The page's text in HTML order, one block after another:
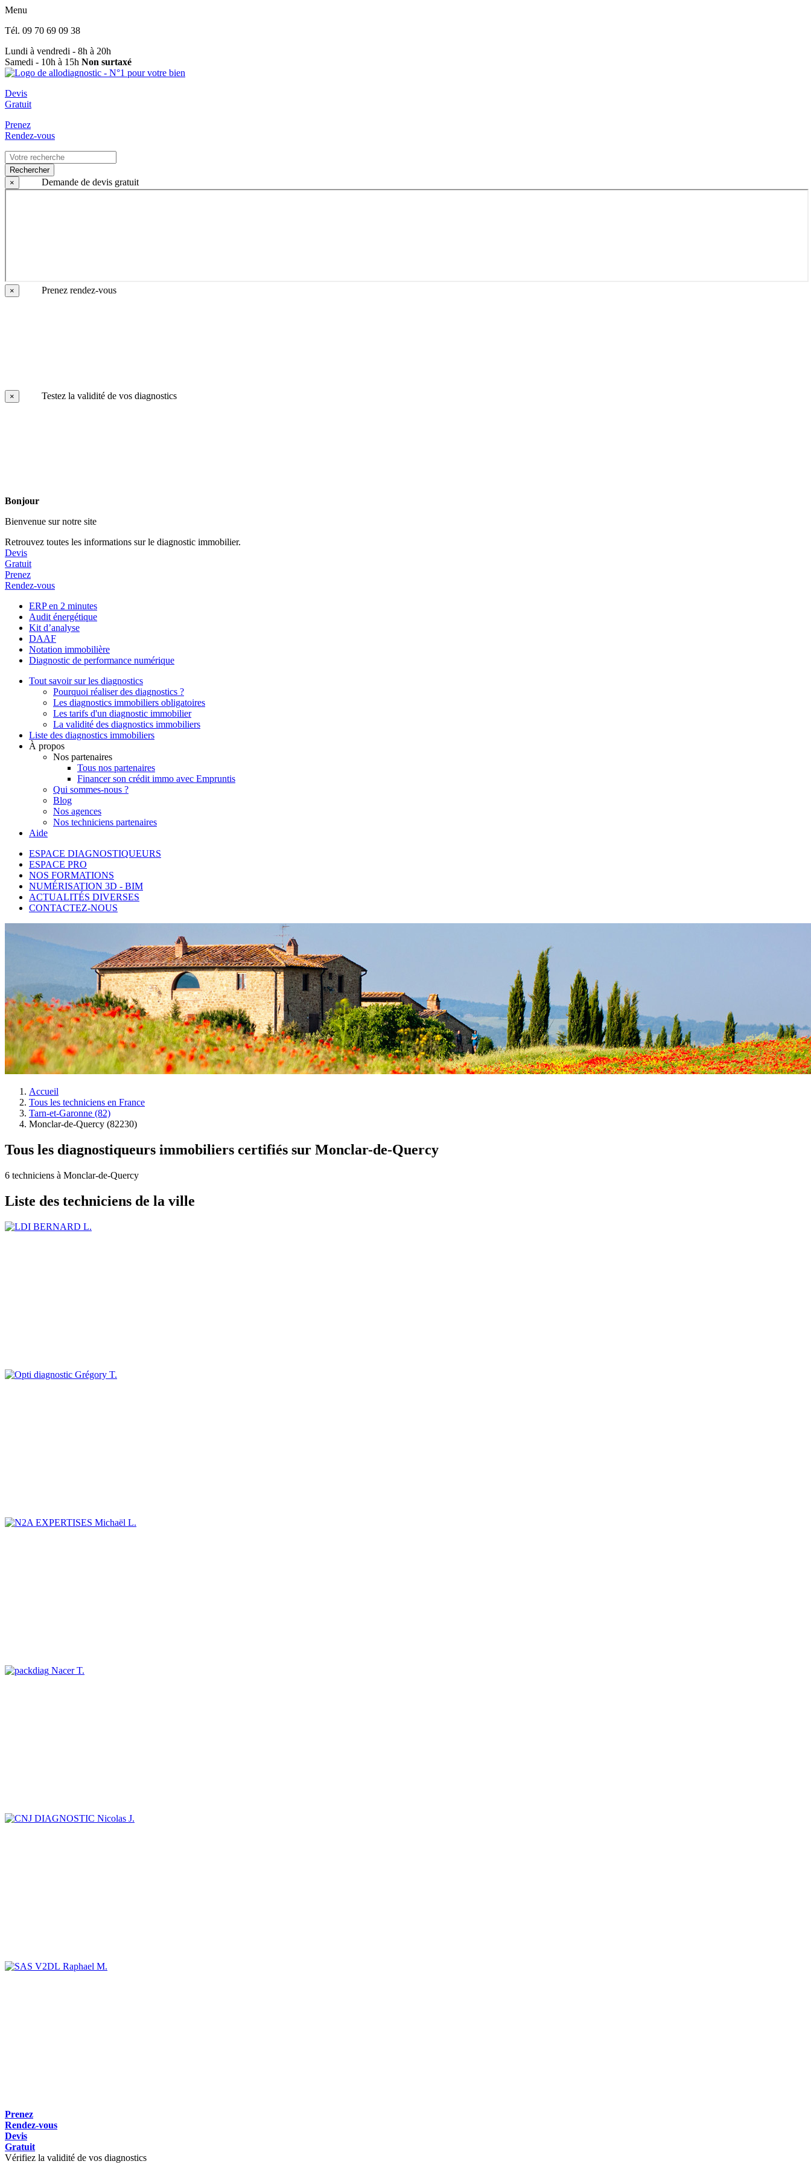
Menu
Tél. 09 70 69 09 38
Lundi à vendredi - 8h à 20h
Samedi - 10h à 15h Non surtaxé
Devis
Gratuit
Prenez
Rendez-vous
Rechercher
×
Demande de devis gratuit
× Prenez rendez-vous
× Testez la validité de vos diagnostics
Bonjour
Bienvenue sur notre site
Retrouvez toutes les informations sur le diagnostic immobilier.
Devis
Gratuit
Prenez
Rendez-vous
ERP en 2 minutes
Audit énergétique
Kit d’analyse
DAAF
Notation immobilière
Diagnostic de performance numérique
Tout savoir sur les diagnostics
Pourquoi réaliser des diagnostics ?
Les diagnostics immobiliers obligatoires
Les tarifs d'un diagnostic immobilier
La validité des diagnostics immobiliers
Liste des diagnostics immobiliers
À propos
Nos partenaires
Tous nos partenaires
Financer son crédit immo avec Empruntis
Qui sommes-nous ?
Blog
Nos agences
Nos techniciens partenaires
Aide
ESPACE DIAGNOSTIQUEURS
ESPACE PRO
NOS FORMATIONS
NUMÉRISATION 3D - BIM
ACTUALITÉS DIVERSES
CONTACTEZ-NOUS
Accueil
Tous les techniciens en France
Tarn-et-Garonne (82)
Monclar-de-Quercy (82230)
Tous les diagnostiqueurs immobiliers certifiés sur Monclar-de-Quercy
6 techniciens à Monclar-de-Quercy
Liste des techniciens de la ville
BERNARD L.
Grégory T.
Michaël L.
Nacer T.
Nicolas J.
Raphael M.
Prenez
Rendez-vous
Devis
Gratuit
Vérifiez la validité de vos diagnostics